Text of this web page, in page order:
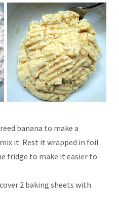
banana to make a
it. Rest it wrapped in foil
fridge to make it easier to
2 baking sheets with